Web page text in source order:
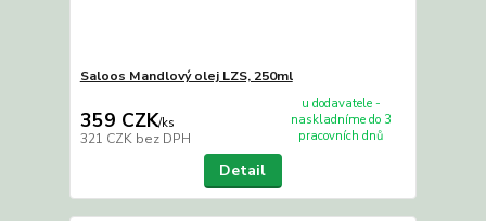
Saloos Mandlový olej LZS, 250ml
359 CZK/ks
321 CZK bez DPH
u dodavatele -
naskladníme do 3
pracovních dnů
Detail